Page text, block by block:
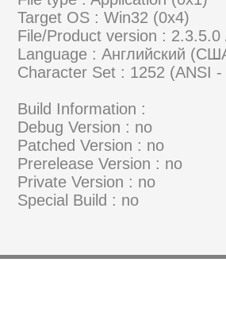
Target OS : Win32 (0x4)
File/Product version : 2.3.5.0
Language : Английский
Character Set : 1252 (ANSI
Build Information :
Debug Version : no
Patched Version : no
Prerelease Version : no
Private Version : no
Special Build : no